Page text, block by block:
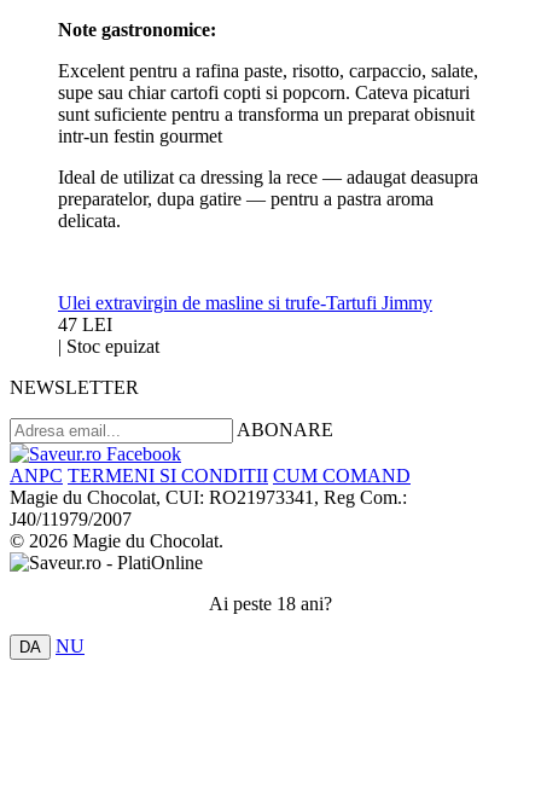
Note gastronomice:
Excelent pentru a rafina paste, risotto, carpaccio, salate,
supe sau chiar cartofi copti si popcorn. Cateva picaturi
sunt suficiente pentru a transforma un preparat obisnuit
intr-un festin gourmet
Ideal de utilizat ca dressing la rece — adaugat deasupra
preparatelor, dupa gatire — pentru a pastra aroma
delicata.
Ulei extravirgin de masline si trufe-Tartufi Jimmy
47 LEI
| Stoc epuizat
NEWSLETTER
ABONARE
ANPC TERMENI SI CONDITII CUM COMAND
Magie du Chocolat, CUI: RO21973341, Reg Com.:
J40/11979/2007
© 2026 Magie du Chocolat.
Ai peste 18 ani?
DA NU